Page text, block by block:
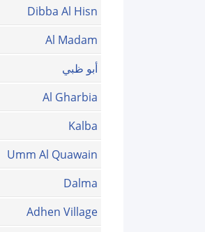
Dibba Al Hisn
Al Madam
أبو ظبي
Al Gharbia
Kalba
Umm Al Quawain
Dalma
Adhen Village